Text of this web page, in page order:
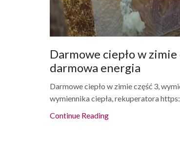
Darmowe ciepło w
darmowa energia
Darmowe ciepło w zimie część 3,
wymiennika ciepła, rekuperatora
Continue Reading